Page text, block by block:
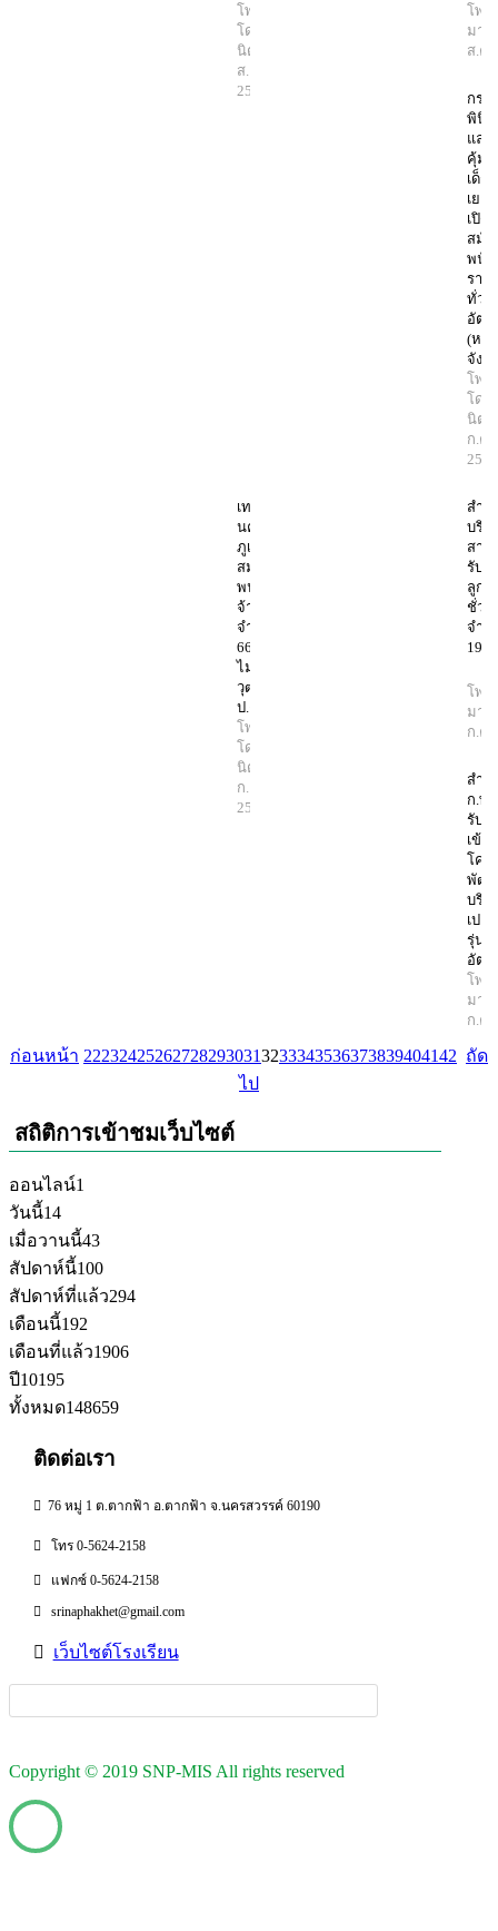
โพสต์
โดย มา
นิตย์
ส.ค.
2567
โพส
มา
ส.ค.
กรม
พินิจ
และ
คุ้มค
เด็ก
เยา
เปิด
สมัค
พนัก
ราช
ทั่วไ
อัตร
(หล
จังห
โพส
โดย
นิตย์
ก.ค.
2567
เทศบาล
นคร
ภูเก็ต รับ
สมัคร
พนักงาน
จ้าง
จำนวน
66 อัตรา
ไม่จำกัด
วุฒิ –
ป.ตรี
โพสต์
โดย มา
นิตย์
ก.ค.
2567
สำนั
บริห
สาธ
รับส
ลูกจ้
ชั่วค
จำน
19
โพส
มา
ก.ค.
สำนั
ก.พ.
รับส
เข้า
โคร
พัฒ
บริห
เปลี่
รุ่นใ
อัตร
โพส
มา
ก.ค.
ก่อนหน้า 222324252627282930313233343536373839404142 ถัด
ไป
สถิติการเข้าชมเว็บไซต์
ออนไลน์1
วันนี้14
เมื่อวานนี้43
สัปดาห์นี้100
สัปดาห์ที่แล้ว294
เดือนนี้192
เดือนที่แล้ว1906
ปี10195
ทั้งหมด148659
ติดต่อเรา
76 หมู่ 1 ต.ตากฟ้า อ.ตากฟ้า จ.นครสวรรค์ 60190
โทร 0-5624-2158
แฟกซ์ 0-5624-2158
srinaphakhet@gmail.com
เว็บไซต์โรงเรียน
Copyright © 2019 SNP-MIS All rights reserved